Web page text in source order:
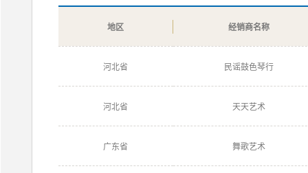
地区 经销商名称
河北省 民谣鼓色琴行
河北省 天天艺术
广东省 舞歌艺术